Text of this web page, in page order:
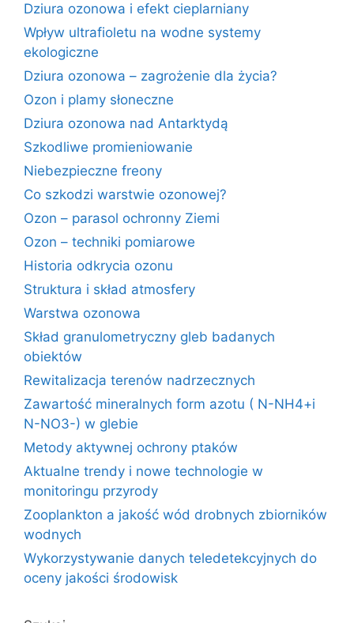
Dziura ozonowa i efekt cieplarniany
Wpływ ultrafioletu na wodne systemy
ekologiczne
Dziura ozonowa – zagrożenie dla życia?
Ozon i plamy słoneczne
Dziura ozonowa nad Antarktydą
Szkodliwe promieniowanie
Niebezpieczne freony
Co szkodzi warstwie ozonowej?
Ozon – parasol ochronny Ziemi
Ozon – techniki pomiarowe
Historia odkrycia ozonu
Struktura i skład atmosfery
Warstwa ozonowa
Skład granulometryczny gleb badanych
obiektów
Rewitalizacja terenów nadrzecznych
Zawartość mineralnych form azotu ( N-NH4+i
N-NO3-) w glebie
Metody aktywnej ochrony ptaków
Aktualne trendy i nowe technologie w
monitoringu przyrody
Zooplankton a jakość wód drobnych zbiorników
wodnych
Wykorzystywanie danych teledetekcyjnych do
oceny jakości środowisk